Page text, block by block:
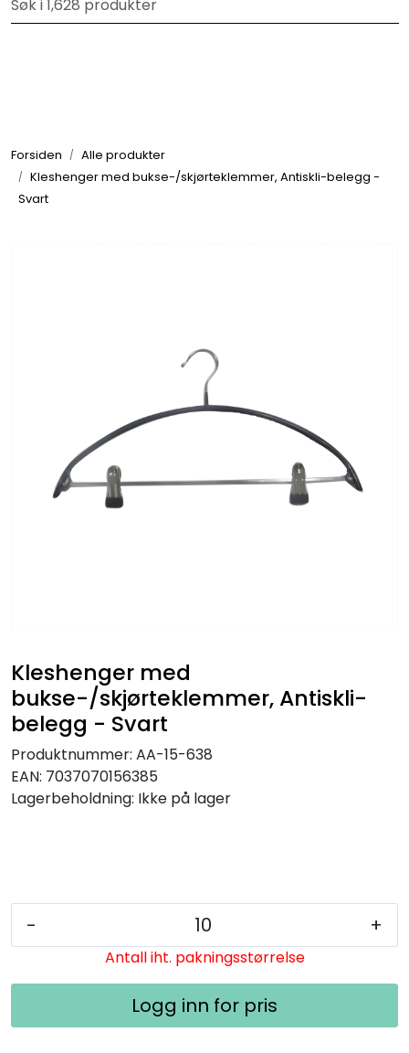
Skip to main contentVelkommen til vår forhandlerportal
Forsiden
Alle produkter
Kleshenger med bukse-/skjørteklemmer, Antiskli-belegg -
Svart
Kleshenger med
bukse-/skjørteklemmer, Antiskli-
belegg - Svart
Produktnummer: AA-15-638
EAN: 7037070156385
Lagerbeholdning: Ikke på lager
- +
Antall iht. pakningsstørrelse
Logg inn for pris
Om oss